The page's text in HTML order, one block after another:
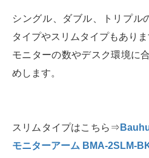
シングル、ダブル、トリプル
タイプやスリムタイプもありま
モニターの数やデスク環境に
めします。
スリムタイプはこちら⇒
モニターアーム BMA-2SLM-